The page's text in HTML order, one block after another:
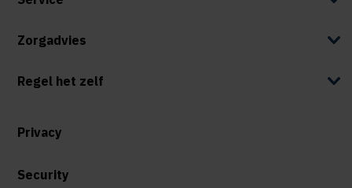
Zorgadvies
Regel het zelf
Privacy
Security